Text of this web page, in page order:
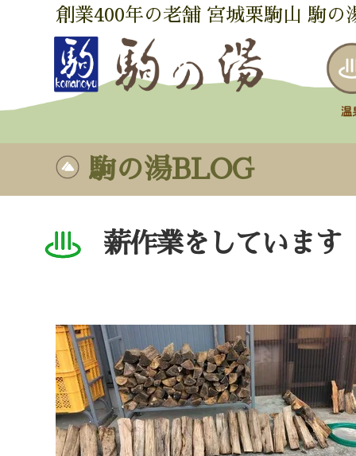
創業400年の老舗 宮城栗駒山 駒の
駒の湯BLOG
薪作業をしています